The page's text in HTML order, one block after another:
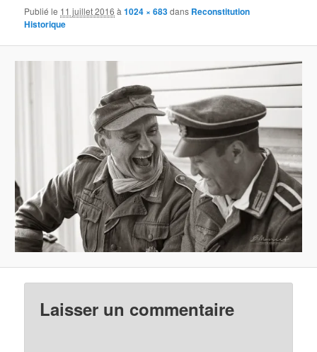
Publié le 11 juillet 2016 à1024 × 683dans Reconstitution
Historique
Laisser un commentaire